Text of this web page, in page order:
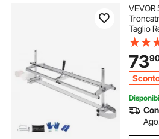
VEVOR
Taglio
Legno
in
73